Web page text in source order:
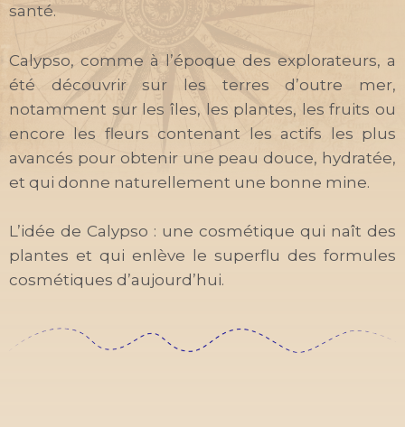
santé.
Calypso, comme à l’époque des explorateurs, a
été découvrir sur les terres d’outre mer,
notamment sur les îles, les plantes, les fruits ou
encore les fleurs contenant les actifs les plus
avancés pour obtenir une peau douce, hydratée,
et qui donne naturellement une bonne mine.
L’idée de Calypso : une cosmétique qui naît des
plantes et qui enlève le superflu des formules
cosmétiques d’aujourd’hui.